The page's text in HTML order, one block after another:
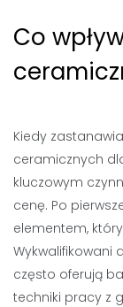
Co
Kiedy
ceramicznych
kluczowym
cenę. Po
elementem,
Wykwalifikowani
często oferują
techniki pracy z